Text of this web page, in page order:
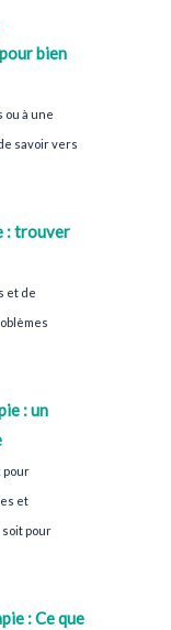
bien
ou à une
savoir vers
: trouver
et de
: un
pour
et
pour
: Ce que